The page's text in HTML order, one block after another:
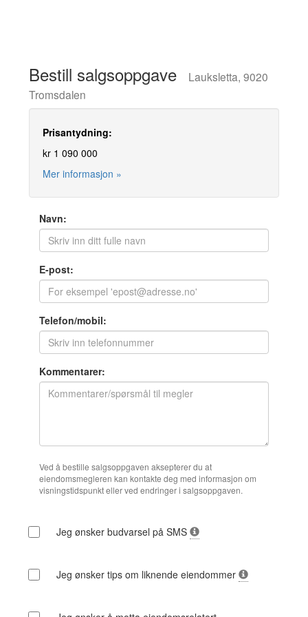
Bestill salgsoppgave
Lauksletta, 9020
Tromsdalen
Prisantydning:
kr 1 090 000
Mer informasjon »
Navn:
E-post:
Telefon/mobil:
Kommentarer:
Ved å bestille salgsoppgaven aksepterer du at
eiendomsmegleren kan kontakte deg med informasjon om
visningstidspunkt eller ved endringer i salgsoppgaven.
Jeg ønsker budvarsel på SMS
Jeg ønsker tips om liknende eiendommer